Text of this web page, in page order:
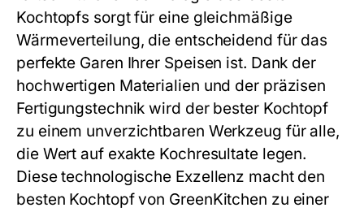
Kochtopfs sorgt für eine gleichmäßige
Wärmeverteilung, die entscheidend für das
perfekte Garen Ihrer Speisen ist. Dank der
hochwertigen Materialien und der präzisen
Fertigungstechnik wird der bester Kochtopf
zu einem unverzichtbaren Werkzeug für alle,
die Wert auf exakte Kochresultate legen.
Diese technologische Exzellenz macht den
besten Kochtopfvon GreenKitchen zu einer